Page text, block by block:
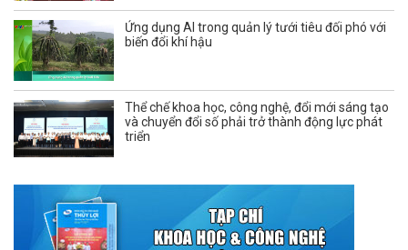
Ứng dụng AI trong quản lý tưới tiêu đối phó với
biến đổi khí hậu
Thể chế khoa học, công nghệ, đổi mới sáng tạo
và chuyển đổi số phải trở thành động lực phát
triển